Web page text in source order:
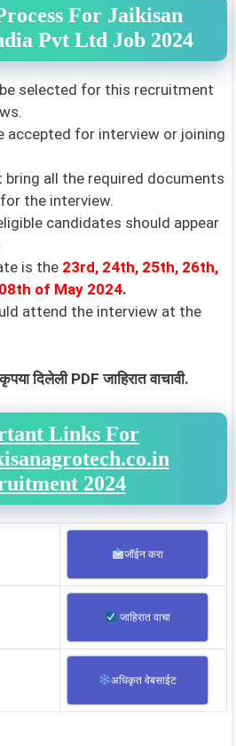
For Jaikisan
Pvt Ltd Job 2024
selected for this recruitment
accepted for interview or joining
all the required documents
the interview.
candidates should appear
is the 23rd, 24th, 25th, 26th,
of May 2024.
attend the interview at the
दिलेली PDF जाहिरात वाचावी.
Links For
2024
जॉईन करा
जाहिरात वाचा
अधिकृत वेबसाईट